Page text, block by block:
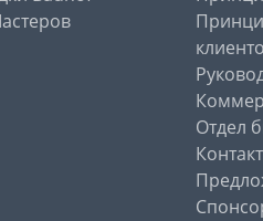
Отдел